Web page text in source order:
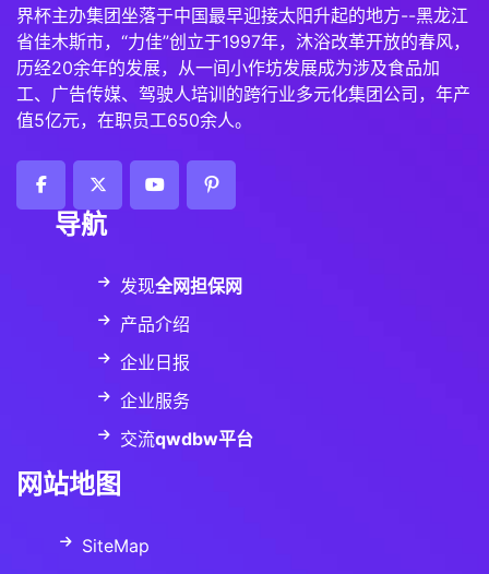
界杯主办集团坐落于中国最早迎接太阳升起的地方--黑龙江
省佳木斯市，“力佳”创立于1997年，沐浴改革开放的春风，
历经20余年的发展，从一间小作坊发展成为涉及食品加
工、广告传媒、驾驶人培训的跨行业多元化集团公司，年产
值5亿元，在职员工650余人。
导航
发现全网担保网
产品介绍
企业日报
企业服务
交流qwdbw平台
网站地图
SiteMap